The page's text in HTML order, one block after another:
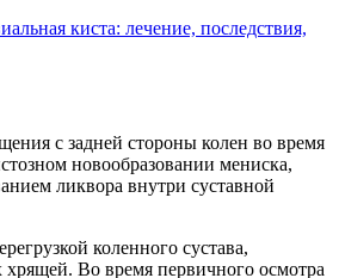
киста: лечение, последствия,
с задней стороны колен во время
новообразовании мениска,
ликвора внутри суставной
коленного сустава,
хрящей. Во время первичного осмотра